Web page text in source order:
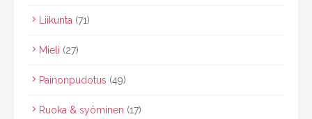
Liikunta (71)
Mieli (27)
Painonpudotus (49)
Ruoka & syöminen (17)